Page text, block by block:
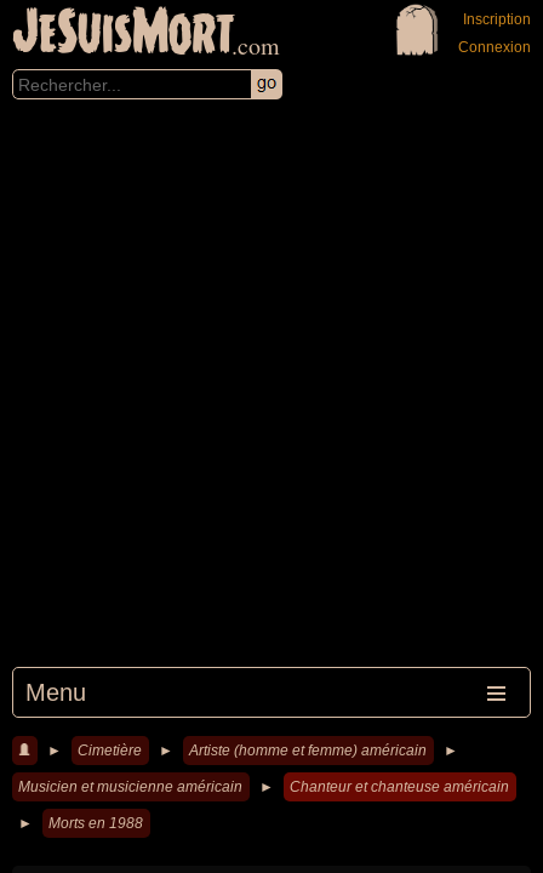
JeSuisMort.com
Menu
Inscription
Connexion
► Cimetière ► Artiste (homme et femme) américain ►
Musicien et musicienne américain ► Chanteur et chanteuse américain
► Morts en 1988